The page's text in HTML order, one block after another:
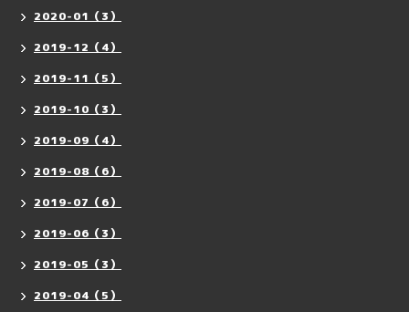
2020-01（3）
2019-12（4）
2019-11（5）
2019-10（3）
2019-09（4）
2019-08（6）
2019-07（6）
2019-06（3）
2019-05（3）
2019-04（5）